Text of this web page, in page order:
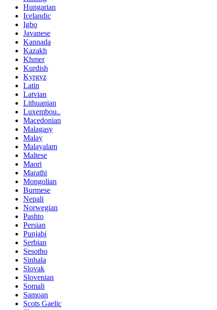
Hungarian
Icelandic
Igbo
Javanese
Kannada
Kazakh
Khmer
Kurdish
Kyrgyz
Latin
Latvian
Lithuanian
Luxembou..
Macedonian
Malagasy
Malay
Malayalam
Maltese
Maori
Marathi
Mongolian
Burmese
Nepali
Norwegian
Pashto
Persian
Punjabi
Serbian
Sesotho
Sinhala
Slovak
Slovenian
Somali
Samoan
Scots Gaelic